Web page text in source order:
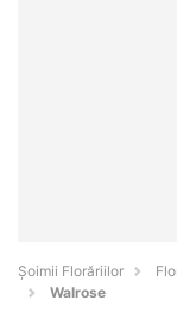
Șoimii Florăriilor
Walrose